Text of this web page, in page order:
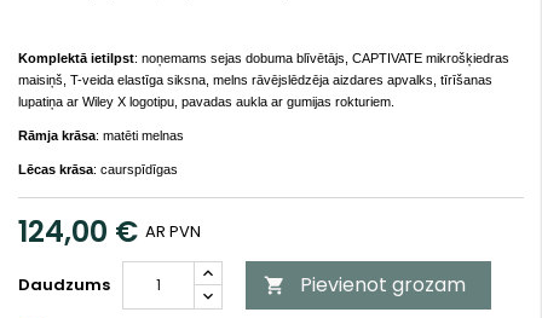
Komplektā ietilpst: noņemams sejas dobuma blīvētājs, CAPTIVATE mikrošķiedras
maisiņš, T-veida elastīga siksna, melns rāvējslēdzēja aizdares apvalks, tīrīšanas
lupatiņa ar Wiley X logotipu, pavadas aukla ar gumijas rokturiem.
Rāmja krāsa: matēti melnas
Lēcas krāsa: caurspīdīgas
124,00 € AR PVN
Daudzums  Pievienot grozam